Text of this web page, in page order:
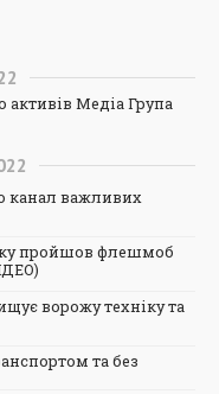
Медіа Група
канал важливих
пройшов флешмоб
ворожу техніку та
та без